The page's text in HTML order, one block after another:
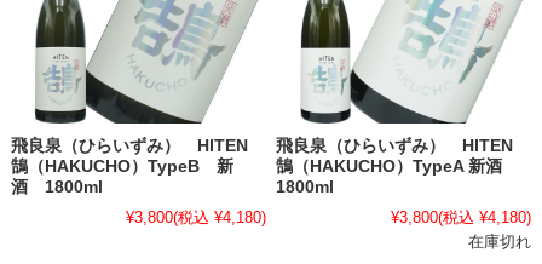
飛良泉（ひらいずみ） HITEN
鵠（HAKUCHO）TypeB 新
酒 1800ml
¥3,800(税込 ¥4,180)
飛良泉（ひらいずみ） HITEN
鵠（HAKUCHO）TypeA 新酒
1800ml
¥3,800(税込 ¥4,180)
在庫切れ